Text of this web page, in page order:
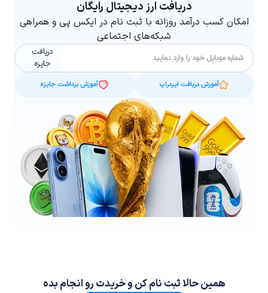
دریافت ارز دیجیتال رایگان
امکان کسب درآمد روزانه با ثبت نام در ایکس پی و همراهی
شبکه‌های اجتماعی
شماره موبایل
دریافت
جایزه
آموزش دریافت ایردراپ آموزش برداشت جایزه
همین حالا ثبت نام کن و خریدت رو انجام بده